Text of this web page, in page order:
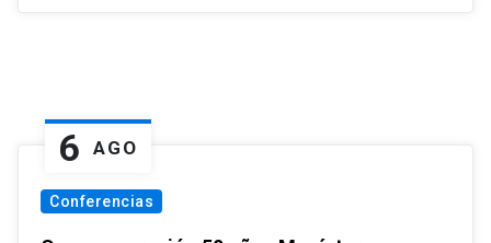
6 AGO
Conferencias